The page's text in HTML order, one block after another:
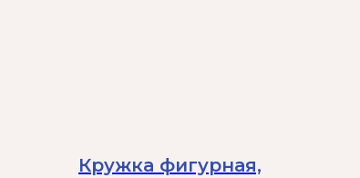
Кружка фигурная,